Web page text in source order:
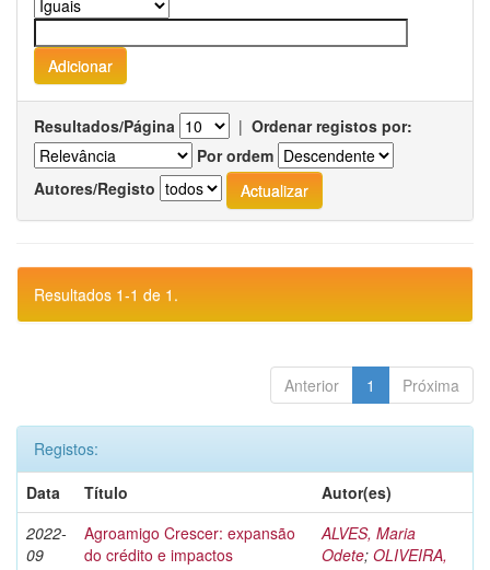
Resultados/Página | Ordenar registos por:
Por ordem
Autores/Registo
Resultados 1-1 de 1.
Anterior 1 Próxima
Registos:
Data
Título
Autor(es)
2022-
09
Agroamigo Crescer: expansão
do crédito e impactos
ALVES, Maria
Odete; OLIVEIRA,